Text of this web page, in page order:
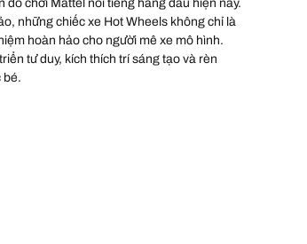
đồ chơi Mattel nổi tiếng hàng đầu hiện nay.
những chiếc xe Hot Wheels không chỉ là
hoàn hảo cho người mê xe mô hình.
tư duy, kích thích trí sáng tạo và rèn
bé.